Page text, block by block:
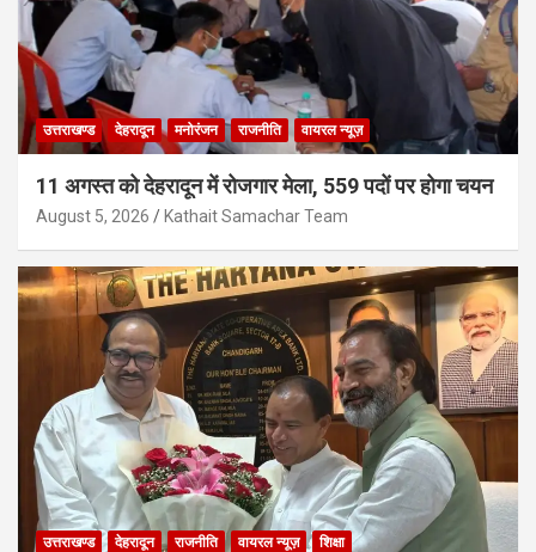
उत्तराखण्ड देहरादून मनोरंजन राजनीति वायरल न्यूज़
11 अगस्त को देहरादून में रोजगार मेला, 559 पदों पर होगा चयन
August 5, 2026 Kathait Samachar Team
उत्तराखण्ड देहरादून राजनीति वायरल न्यूज़ शिक्षा